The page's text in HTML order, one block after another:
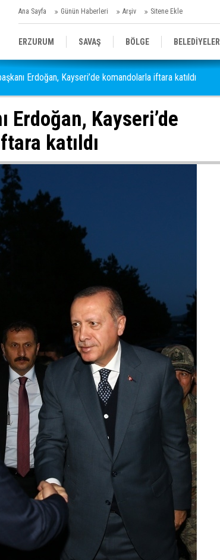
Ana Sayfa Günün Haberleri Arşiv Sitene Ekle
ERZURUM SAVAŞ BÖLGE BELEDİYELER
SPOR SAĞLIK GENEL EĞİTİM
Erdoğan, Kayseri’de komandolarla iftara katıldı
Erdoğan, Kayseri’de
katıldı